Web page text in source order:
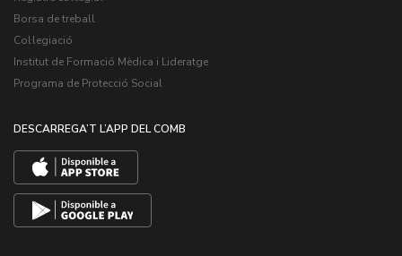
Borsa de treball
Col·legiació
Institut de Formació Mèdica i Lideratge
Programa de Protecció Social
DESCARREGA’T L’APP DEL COMB